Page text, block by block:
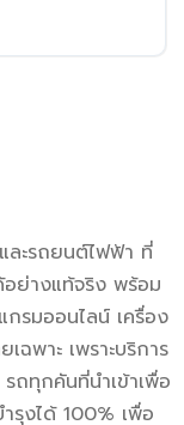
ละรถยนต์ไฟฟ้า ที่
ย่างแท้จริง พร้อม
รมออนไลน์ เครื่อง
ฉพาะ เพราะบริการ
ถทุกคันที่นำเข้าเพื่อ
รุงได้ 100% เพื่อ